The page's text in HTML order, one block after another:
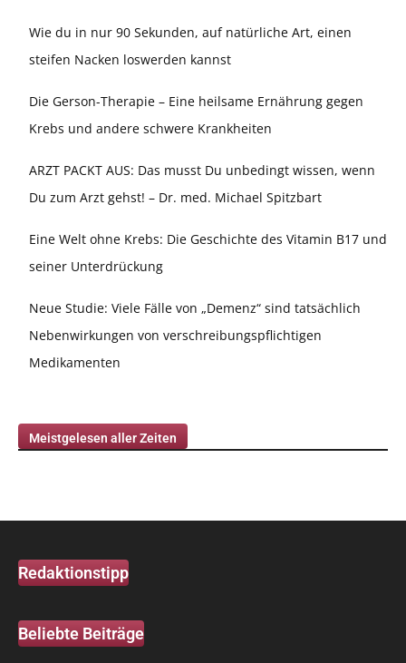
Wie du in nur 90 Sekunden, auf natürliche Art, einen
steifen Nacken loswerden kannst
Die Gerson-Therapie – Eine heilsame Ernährung gegen
Krebs und andere schwere Krankheiten
ARZT PACKT AUS: Das musst Du unbedingt wissen, wenn
Du zum Arzt gehst! – Dr. med. Michael Spitzbart
Eine Welt ohne Krebs: Die Geschichte des Vitamin B17 und
seiner Unterdrückung
Neue Studie: Viele Fälle von „Demenz“ sind tatsächlich
Nebenwirkungen von verschreibungspflichtigen
Medikamenten
Meistgelesen aller Zeiten
Redaktionstipp
Beliebte Beiträge